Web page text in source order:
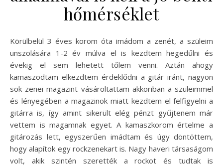
hőmérséklet
Körülbelül 3 éves korom óta imádom a zenét, a szüleim
unszolására 1-2 év múlva el is kezdtem hegedűlni és
évekig el sem lehetett tőlem venni. Aztán ahogy
kamaszodtam elkezdtem érdeklődni a gitár iránt, nagyon
sok zenei magazint vásároltattam akkoriban a szüleimmel
és lényegében a magazinok miatt kezdtem el felfigyelni a
gitárra is, így amint sikerült elég pénzt gyűjtenem már
vettem is magamnak egyet. A kamaszkorom értelme a
gitározás lett, egyszerűen imádtam és úgy döntöttem,
hogy alapítok egy rockzenekart is. Nagy haveri társaságom
volt, akik szintén szerették a rockot és tudtak is